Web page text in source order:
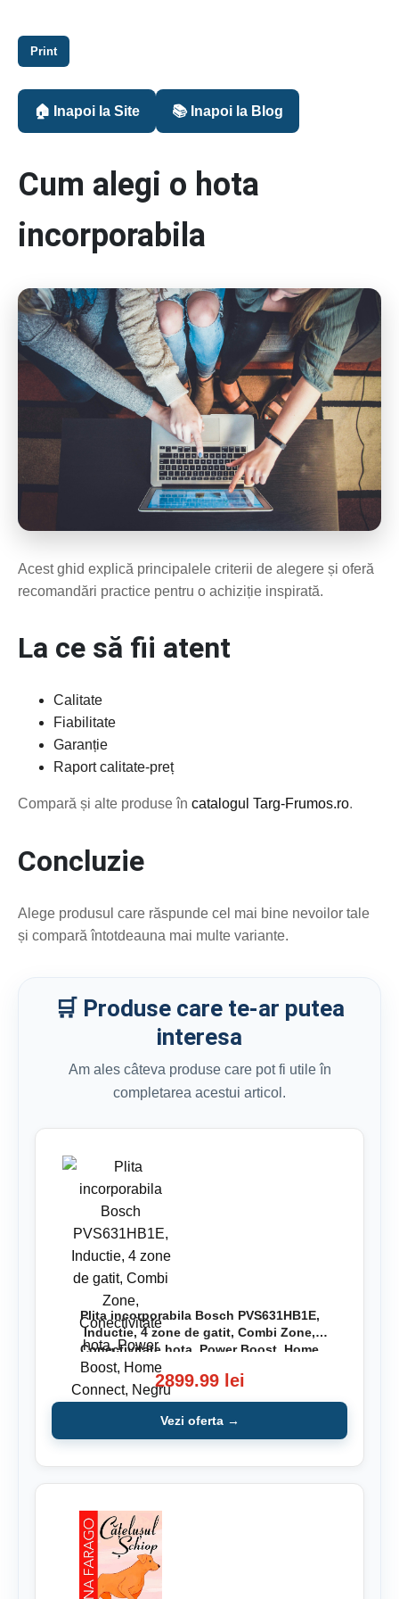
Print
🏠 Inapoi la Site 📚 Inapoi la Blog
Cum alegi o hota
incorporabila
Acest ghid explică principalele criterii de alegere și oferă
recomandări practice pentru o achiziție inspirată.
La ce să fii atent
Calitate
Fiabilitate
Garanție
Raport calitate-preț
Compară și alte produse în catalogul Targ-Frumos.ro.
Concluzie
Alege produsul care răspunde cel mai bine nevoilor tale
și compară întotdeauna mai multe variante.
🛒 Produse care te-ar putea
interesa
Am ales câteva produse care pot fi utile în
completarea acestui articol.
Plita incorporabila Bosch PVS631HB1E,
Inductie, 4 zone de gatit, Combi Zone,
Conectivitate hota, Power Boost, Home
Connect, Negru
2899.99 lei
Vezi oferta →